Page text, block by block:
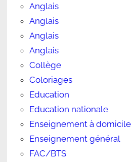
Anglais
Anglais
Anglais
Anglais
Collège
Coloriages
Education
Education nationale
Enseignement à domicile
Enseignement général
FAC/BTS